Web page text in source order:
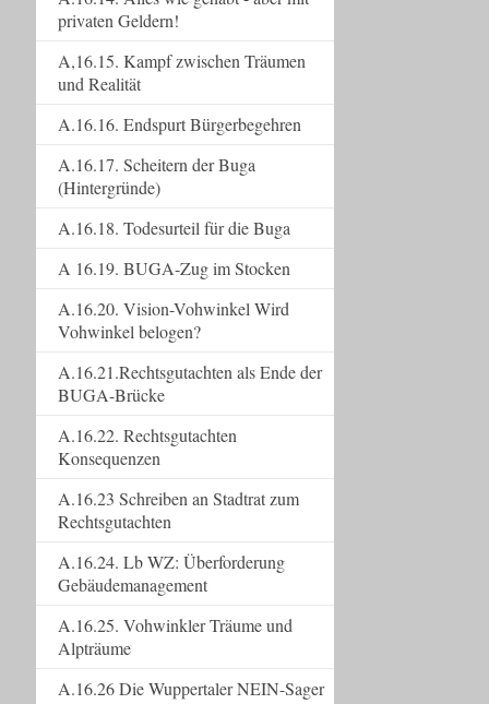
privaten Geldern!
A,16.15. Kampf zwischen Träumen
und Realität
A.16.16. Endspurt Bürgerbegehren
A.16.17. Scheitern der Buga
(Hintergründe)
A.16.18. Todesurteil für die Buga
A 16.19. BUGA-Zug im Stocken
A.16.20. Vision-Vohwinkel Wird
Vohwinkel belogen?
A.16.21.Rechtsgutachten als Ende der
BUGA-Brücke
A.16.22. Rechtsgutachten
Konsequenzen
A.16.23 Schreiben an Stadtrat zum
Rechtsgutachten
A.16.24. Lb WZ: Überforderung
Gebäudemanagement
A.16.25. Vohwinkler Träume und
Alpträume
A.16.26 Die Wuppertaler NEIN-Sager